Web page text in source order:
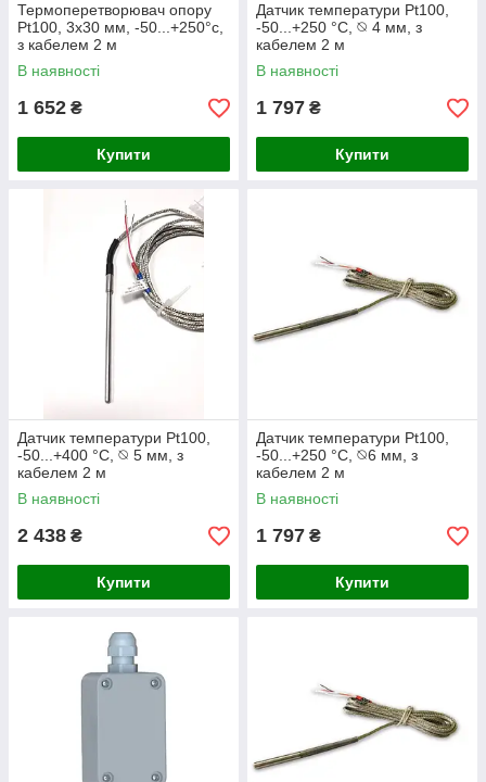
Термоперетворювач опору
Pt100, 3х30 мм, -50...+250°с,
з кабелем 2 м
В наявності
1 652 ₴
Купити
Датчик температури Pt100,
-50...+250 °C, ⦰ 4 мм, з
кабелем 2 м
В наявності
1 797 ₴
Купити
Датчик температури Pt100,
-50...+400 °C, ⦰ 5 мм, з
кабелем 2 м
В наявності
2 438 ₴
Купити
Датчик температури Pt100,
-50...+250 °C, ⦰6 мм, з
кабелем 2 м
В наявності
1 797 ₴
Купити